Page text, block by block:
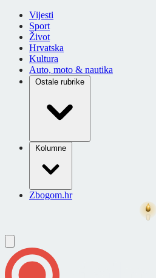
Vijesti
Sport
Život
Hrvatska
Kultura
Auto, moto & nautika
Ostale rubrike
Kolumne
Zbogom.hr